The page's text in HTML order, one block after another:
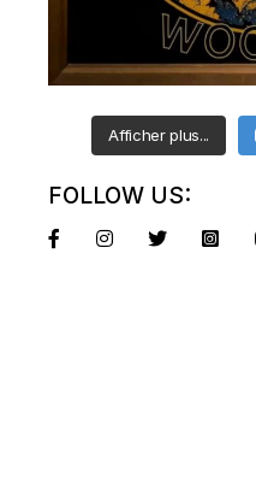
Afficher plus...
FOLLOW US: